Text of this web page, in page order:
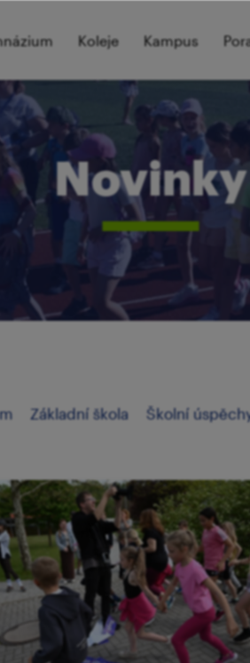
Koleje Kampus
Novinky
Základní škola Školní